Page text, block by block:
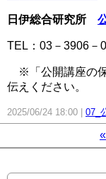
日伊総合研究所
TEL：03－3906－
※「公開講座の保
伝えください。
2025/06/24 18:00 07_
«